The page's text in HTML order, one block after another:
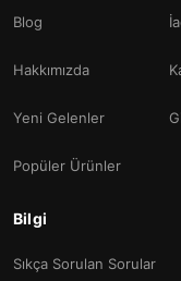
Blog
Hakkımızda
Yeni Gelenler
Popüler Ürünler
Bilgi
Sıkça Sorulan Sorular